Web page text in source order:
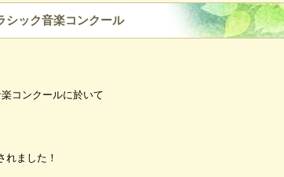
シック音楽コンクール
コンクールに於いて
れました！